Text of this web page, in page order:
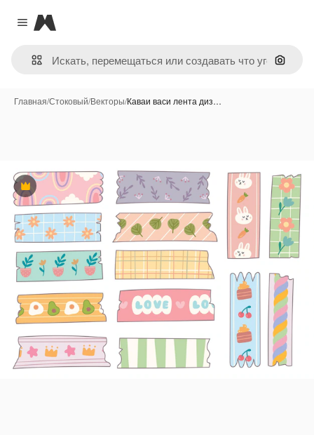
Close menu
Magnific
Поиск
Главная/Стоковый/Векторы/Каваи васи лента диз…
Премиум